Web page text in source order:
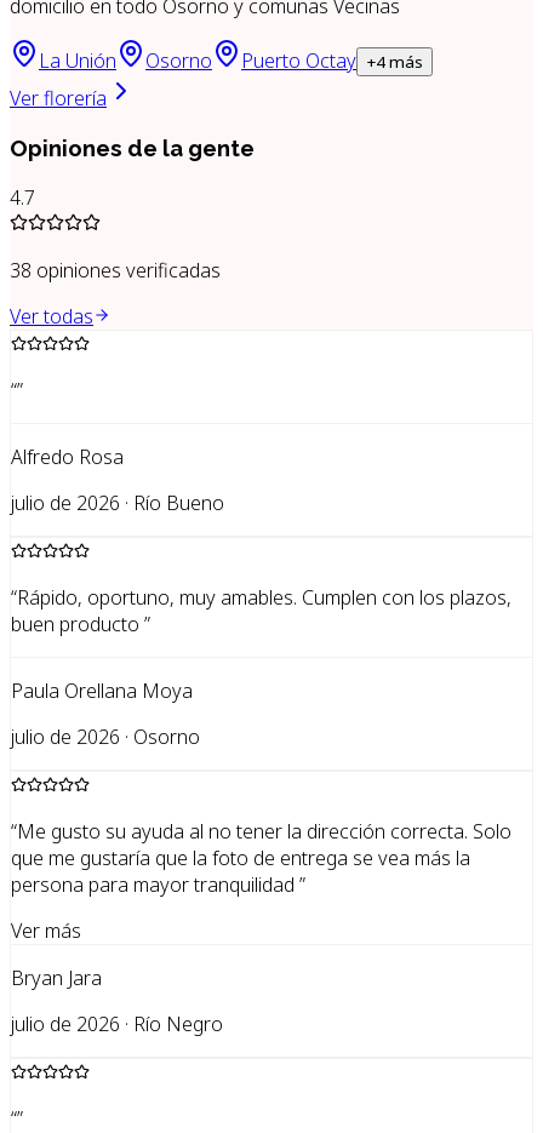
domicilio en todo Osorno y comunas Vecinas
La Unión Osorno Puerto Octay +4más
Ver florería
Opiniones de la gente
4.7
38 opiniones verificadas
Ver todas
“”
Alfredo Rosa
julio de 2026 · Río Bueno
“Rápido, oportuno, muy amables. Cumplen con los plazos,
buen producto ”
Paula Orellana Moya
julio de 2026 · Osorno
“Me gusto su ayuda al no tener la dirección correcta. Solo
que me gustaría que la foto de entrega se vea más la
persona para mayor tranquilidad ”
Ver más
Bryan Jara
julio de 2026 · Río Negro
“”